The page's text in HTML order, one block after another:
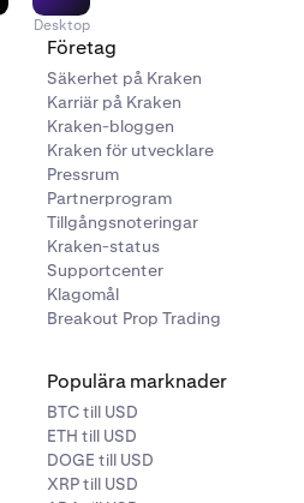
Desktop
Företag
Säkerhet på Kraken
Karriär på Kraken
Kraken-bloggen
Kraken för utvecklare
Pressrum
Partnerprogram
Tillgångsnoteringar
Kraken-status
Supportcenter
Klagomål
Breakout Prop Trading
Populära marknader
BTC till USD
ETH till USD
DOGE till USD
XRP till USD